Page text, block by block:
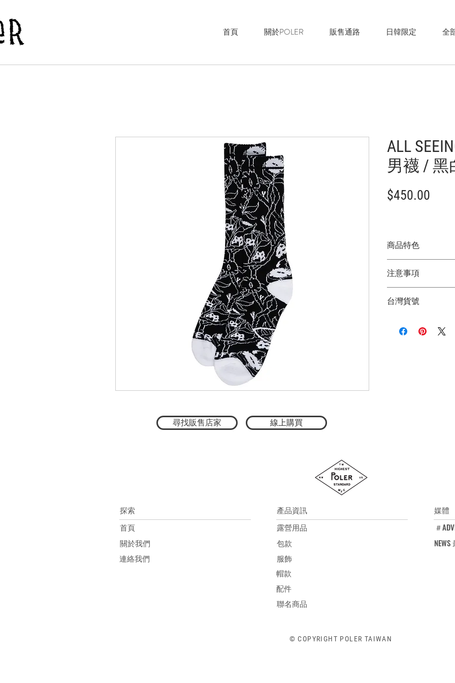
首頁 關於POLER 販售通路 日韓限定 全
ALL
男襪 / 黑
$450.00
商品特色
疲憊的雙腳的燈塔
厚款舒適長襪
日常穿搭必備單品
單一尺寸：約25-
注意事項
品顏色為主
台灣貨號
尋找販售店家 線上購買
探索
首頁
關於我們
連絡我們
產品資訊
露營用品
包款
服飾
帽款
媒體
＃
配件
聯名商品
© COPYRIGHT POLER TAIWAN